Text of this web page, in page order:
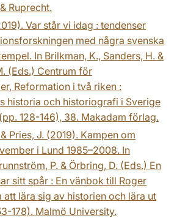
Ruprecht.
Var står vi idag : tendenser
med några svenska
In Brilkman, K., Sanders, H. &
(Eds.) Centrum för
Reformation i två riken :
historia och historiografi i Sverige
128-146), 38. Makadam förlag.
Pries, J. (2019). Kampen om
i Lund 1985–2008. In
P. & Örbring, D. (Eds.) En
sitt spår : En vänbok till Roger
att lära sig av historien och lära ut
178). Malmö University.